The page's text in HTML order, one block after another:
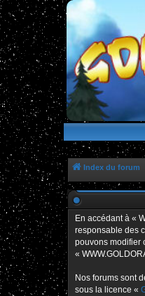
le site de la Lune Rouge
Index du forum
En accédant à «
responsable des
pouvons modifier
«
Nos forums sont
sous la licence «